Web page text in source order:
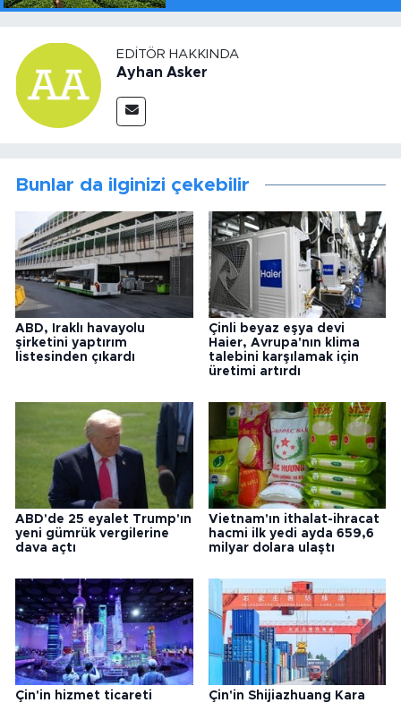
EDITÖR HAKKINDA
Ayhan Asker
Bunlar da ilginizi çekebilir
ABD, Iraklı havayolu
şirketini yaptırım
listesinden çıkardı
Çinli beyaz eşya devi
Haier, Avrupa'nın klima
talebini karşılamak için
üretimi artırdı
ABD'de 25 eyalet Trump'ın
yeni gümrük vergilerine
dava açtı
Vietnam'ın ithalat-ihracat
hacmi ilk yedi ayda 659,6
milyar dolara ulaştı
Çin'in hizmet ticareti Çin'in Shijiazhuang Kara